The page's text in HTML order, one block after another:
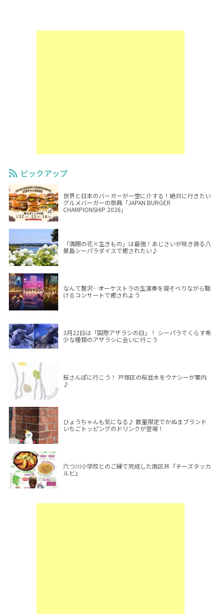
ピックアップ
世界と日本のバーガーが一堂に介する！絶対に行きたい
グルメバーガーの祭典「JAPAN BURGER
CHAMPIONSHIP 2026」
「満開の花×生きもの」は最強！あじさいが咲き誇る八
景島シーパラダイスで癒されたい♪
なんて贅沢…オーケストラの生演奏を寝そべりながら聴
けるコンサートで癒されよう
3月22日は「国際アザラシの日」！ シーパラでくらす希
少な種類のアザラシに会いに行こう
桜さんぽに行こう！ 戸塚区の桜並木をウナシーが案内
♪
ひょうちゃんも気になる♪ 数量限定でかぬまブランド
いちごトッピングのドリンクが登場！
六つ川小学校とのご縁で完成した南区丼『チーズタッカ
ルビ』